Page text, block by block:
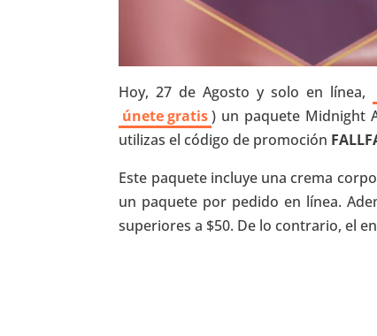
Hoy, 27 de Agosto y solo en línea,
únete gratis ) un paquete Midnight
utilizas el código de promoción
Este paquete incluye una crema
un paquete por pedido en línea.
superiores a $50. De lo contrario, el